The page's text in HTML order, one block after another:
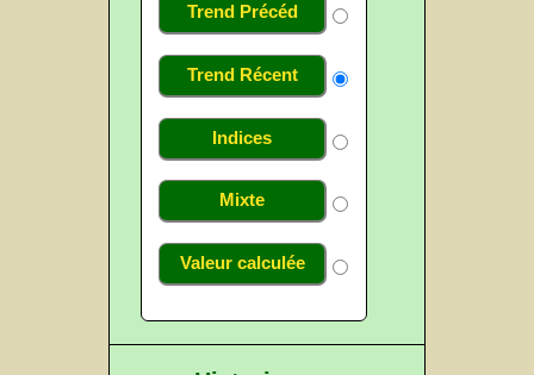
Trend Précéd
Trend Récent
Indices
Mixte
Valeur calculée